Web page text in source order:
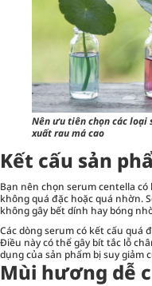
Nên ưu tiên chọn các
xuất rau má cao
Kết cấu sản
Bạn nên chọn serum centella
không quá đặc hoặc quá nhờn.
không gây bết dính hay bóng
Các dòng serum có kết cấu quá
Điều này có thể gây bít tắc lỗ
dụng của sản phẩm bị suy giảm
Mùi hương dễ